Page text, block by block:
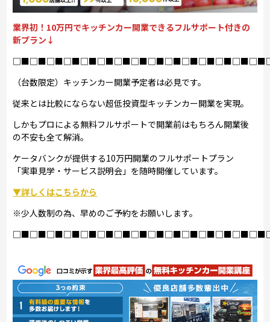
業界初！10万円でキッチンカー開業できるフルサポート付きの
新プラン↓
（台数限定）キッチンカー開業予定者は必見です。
従来とは比較にならない超低投資型キッチンカー開業を実現。
しかもプロによる無料フルサポートで開業前はもちろん開業後
の不安も全て解消。
ケータバンクが提供する10万円開業のフルサポートプラン
「実車見学・サービス説明会」を随時開催しています。
▼詳しくはこちらから
※少人数制の為、早めのご予約をお願いします。